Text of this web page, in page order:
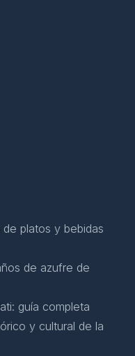
platos y bebidas
de azufre de
guía completa
y cultural de la